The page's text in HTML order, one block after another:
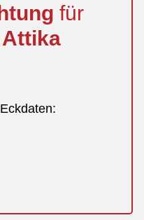
für
Attika
Eckdaten: